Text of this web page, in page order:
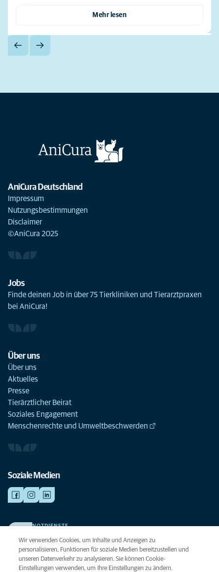
Mehr lesen
AniCura Deutschland
Impressum
Nutzungsbestimmungen
Disclaimer
©AniCura 2025
Jobs
Finde deinen Job in über 75 Tierkliniken und Tierarztpraxen
bei AniCura!
Über uns
Über uns
Aktuelles
Presse
Tierärztlicher Beirat
Soziales Engagement
Menschenrechte und Umweltbeschwerden
Soziale Medien
NOTDIENSTE
beste Versorgung verdient.
Wir verwenden Cookies, um Inhalte und Anzeigen zu
personalisieren, Funktionen für soziale Medien bereitzustellen und
unseren Datenverkehr zu analysieren. Sie können Cookie-
Einstellungen verwenden, um Ihre Einstellungen zu ändern.